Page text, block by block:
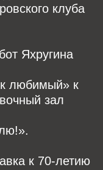
клуба
Яхругина
любимый» к
зал
к 70-летию